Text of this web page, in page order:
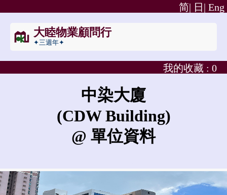
Eng
日|
简|
大睦物業顧問行
✦三週年✦
我的收藏 : 0
中染大廈
(CDW Building)
@ 單位資料